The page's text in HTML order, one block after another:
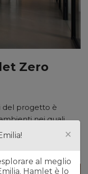
Zero
del progetto è
nei quali
Hamlet.
×
al meglio
Hamlet è lo